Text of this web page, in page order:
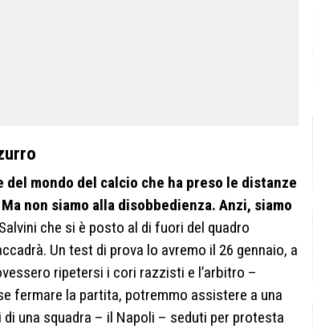
mondo del calcio che ha preso le distanze
non siamo alla disobbedienza. Anzi, siamo
che si è posto al di fuori del quadro
Un test di prova lo avremo il 26 gennaio, a
ripetersi i cori razzisti e l’arbitro –
fermare la partita, potremmo assistere a una
una squadra – il Napoli – seduti per protesta